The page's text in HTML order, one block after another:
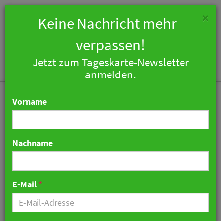
Luxus am See
×
Keine Nachricht mehr
verpassen!
Jetzt zum Tageskarte-Newsletter
anmelden.
Vorname
Nachname
E-Mail *